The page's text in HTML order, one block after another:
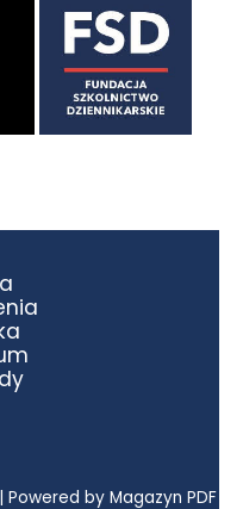
by Magazyn PDF